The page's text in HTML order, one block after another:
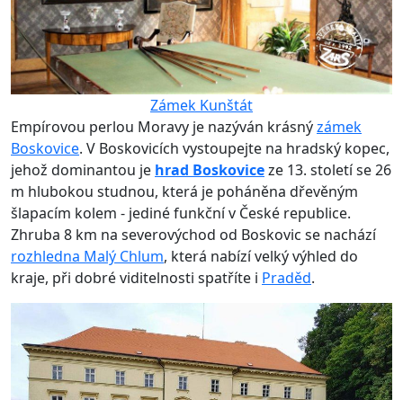
Zámek Kunštát
Empírovou perlou Moravy je nazýván krásnýzámek
Boskovice. V Boskovicích vystoupejte na hradský kopec,
jehož dominantou je hrad Boskoviceze 13. století se 26
m hlubokou studnou, která je poháněna dřevěným
šlapacím kolem - jediné funkční v České republice.
Zhruba 8 km na severovýchod od Boskovic se nachází
rozhledna Malý Chlum, která nabízí velký výhled do
kraje, při dobré viditelnosti spatříte i Praděd.